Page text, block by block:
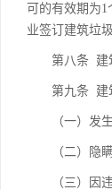
可的有效期为
业签订建筑垃
第八条 建筑
第九条 建筑
（一）发生
（二）隐瞒
（三）因违